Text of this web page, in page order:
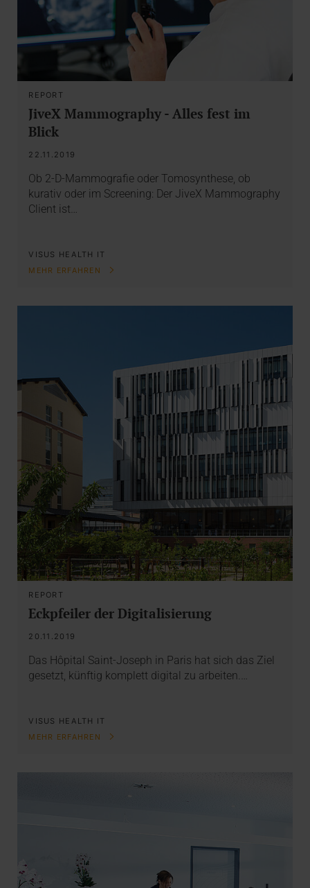
REPORT
JiveX Mammography - Alles fest im
Blick
22.11.2019
Ob 2-D-Mammografie oder Tomosynthese, ob
kurativ oder im Screening: Der JiveX Mammography
Client ist…
VISUS HEALTH IT
MEHR ERFAHREN
REPORT
Eckpfeiler der Digitalisierung
20.11.2019
Das Hôpital Saint-Joseph in Paris hat sich das Ziel
gesetzt, künftig komplett digital zu arbeiten.…
VISUS HEALTH IT
MEHR ERFAHREN